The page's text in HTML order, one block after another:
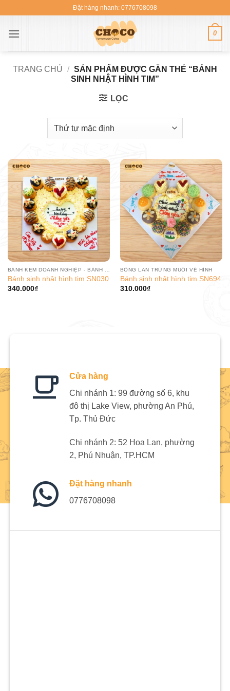
nội
Đặt hàng nhanh: 0776708098
0
TRANG CHỦ / SẢN PHẨM ĐƯỢC GẮN THẺ “BÁNH
SINH NHẬT HÌNH TIM”
LỌC
Bánh sinh nhật hình tim SN030
340.000₫
BÔNG LAN TRỨNG MUỐI VẼ HÌNH
Bánh sinh nhật hình tim SN694
310.000₫
Cửa hàng
Chi nhánh 1: 99 đường số 6, khu
đô thị Lake View, phường An Phú,
Tp. Thủ Đức
Chi nhánh 2: 52 Hoa Lan, phường
2, Phú Nhuận, TP.HCM
Đặt hàng nhanh
0776708098